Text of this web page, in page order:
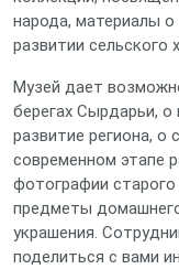
народа, материалы
развитии сельского
Музей дает
берегах Сырдарьи, о
развитие региона, о
современном этапе
фотографии
предметы
украшения.
поделиться с вами